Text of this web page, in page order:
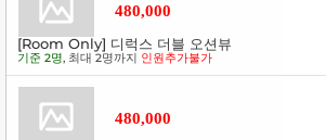
480,000
[Room Only] 디럭스 더블 오션뷰
기준 2명, 최대 2명까지 인원추가불가
480,000